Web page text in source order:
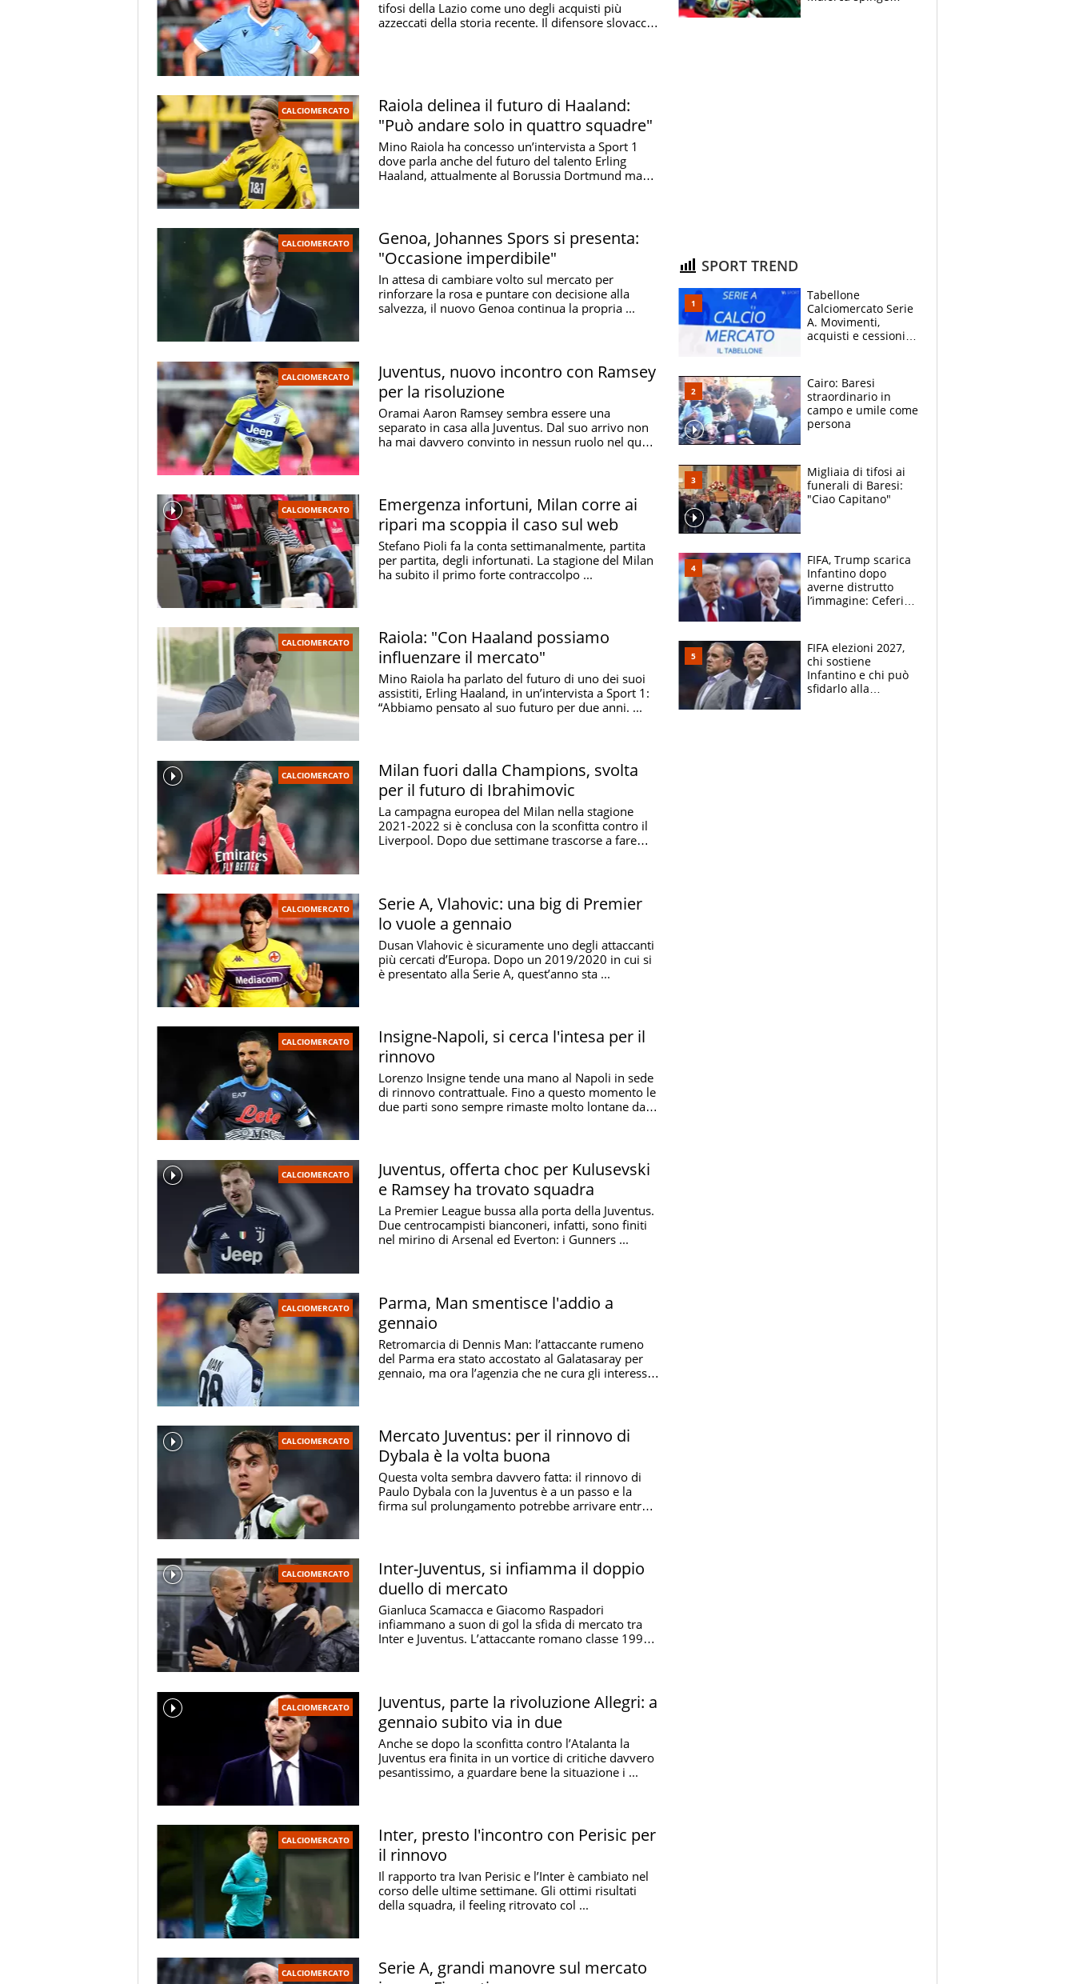
tifosi della Lazio come uno degli acquisti più
azzeccati della storia recente. Il difensore slovacco
CALCIOMERCATO
Raiola delinea il futuro di Haaland:
"Può andare solo in quattro squadre"
Mino Raiola ha concesso un’intervista a Sport 1
dove parla anche del futuro del talento Erling
Haaland, attualmente al Borussia Dortmund ma
CALCIOMERCATO
Genoa, Johannes Spors si presenta:
"Occasione imperdibile"
In attesa di cambiare volto sul mercato per
rinforzare la rosa e puntare con decisione alla
salvezza, il nuovo Genoa continua la propria ...
CALCIOMERCATO
Juventus, nuovo incontro con Ramsey
per la risoluzione
Oramai Aaron Ramsey sembra essere una
separato in casa alla Juventus. Dal suo arrivo non
ha mai davvero convinto in nessun ruolo nel quale
CALCIOMERCATO
Emergenza infortuni, Milan corre ai
ripari ma scoppia il caso sul web
Stefano Pioli fa la conta settimanalmente, partita
per partita, degli infortunati. La stagione del Milan
ha subito il primo forte contraccolpo ...
CALCIOMERCATO
Raiola: "Con Haaland possiamo
influenzare il mercato"
Mino Raiola ha parlato del futuro di uno dei suoi
assistiti, Erling Haaland, in un’intervista a Sport 1:
“Abbiamo pensato al suo futuro per due anni. ...
CALCIOMERCATO
Milan fuori dalla Champions, svolta
per il futuro di Ibrahimovic
La campagna europea del Milan nella stagione
2021-2022 si è conclusa con la sconfitta contro il
Liverpool. Dopo due settimane trascorse a fare
CALCIOMERCATO
Serie A, Vlahovic: una big di Premier
lo vuole a gennaio
Dusan Vlahovic è sicuramente uno degli attaccanti
più cercati d’Europa. Dopo un 2019/2020 in cui si
è presentato alla Serie A, quest’anno sta ...
CALCIOMERCATO
Insigne-Napoli, si cerca l'intesa per il
rinnovo
Lorenzo Insigne tende una mano al Napoli in sede
di rinnovo contrattuale. Fino a questo momento le
due parti sono sempre rimaste molto lontane dalle
CALCIOMERCATO
Juventus, offerta choc per Kulusevski
e Ramsey ha trovato squadra
La Premier League bussa alla porta della Juventus.
Due centrocampisti bianconeri, infatti, sono finiti
nel mirino di Arsenal ed Everton: i Gunners ...
CALCIOMERCATO
Parma, Man smentisce l'addio a
gennaio
Retromarcia di Dennis Man: l’attaccante rumeno
del Parma era stato accostato al Galatasaray per
gennaio, ma ora l’agenzia che ne cura gli interessi,
CALCIOMERCATO
Mercato Juventus: per il rinnovo di
Dybala è la volta buona
Questa volta sembra davvero fatta: il rinnovo di
Paulo Dybala con la Juventus è a un passo e la
firma sul prolungamento potrebbe arrivare entro
CALCIOMERCATO
Inter-Juventus, si infiamma il doppio
duello di mercato
Gianluca Scamacca e Giacomo Raspadori
infiammano a suon di gol la sfida di mercato tra
Inter e Juventus. L’attaccante romano classe 1999,
CALCIOMERCATO
Juventus, parte la rivoluzione Allegri: a
gennaio subito via in due
Anche se dopo la sconfitta contro l’Atalanta la
Juventus era finita in un vortice di critiche davvero
pesantissimo, a guardare bene la situazione i ...
CALCIOMERCATO
Inter, presto l'incontro con Perisic per
il rinnovo
Il rapporto tra Ivan Perisic e l’Inter è cambiato nel
corso delle ultime settimane. Gli ottimi risultati
della squadra, il feeling ritrovato col ...
CALCIOMERCATO
Serie A, grandi manovre sul mercato
SPORT TREND
Tabellone
Calciomercato Serie
A. Movimenti,
acquisti e cessioni:
Cairo: Baresi
straordinario in
campo e umile come
persona
Migliaia di tifosi ai
funerali di Baresi:
"Ciao Capitano"
FIFA, Trump scarica
Infantino dopo
averne distrutto
l’immagine: Ceferin
contrattacco
FIFA elezioni 2027,
chi sostiene
Infantino e chi può
sfidarlo alla